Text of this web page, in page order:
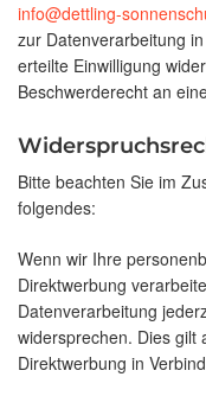
info@dettling-
zur Datenverarbeitung
erteilte Einwilligung
Beschwerderecht an
Bitte beachten Sie im
folgendes:
Wenn wir Ihre
Direktwerbung
Datenverarbeitung
widersprechen. Dies gilt
Direktwerbung in